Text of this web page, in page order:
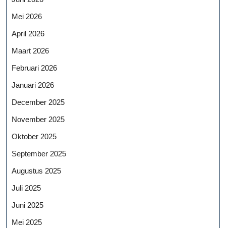
Mei 2026
April 2026
Maart 2026
Februari 2026
Januari 2026
December 2025
November 2025
Oktober 2025
September 2025
Augustus 2025
Juli 2025
Juni 2025
Mei 2025